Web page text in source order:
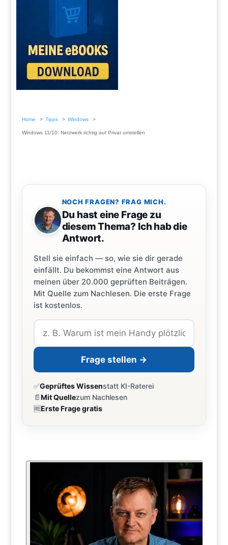
Home Tipps Windows
Windows 11/10: Netzwerk richtig auf Privat umstellen
NOCH FRAGEN? FRAG MICH.
Du hast eine Frage zu
diesem Thema? Ich hab die
Antwort.
Stell sie einfach — so, wie sie dir gerade
einfällt. Du bekommst eine Antwort aus
meinen über 20.000 geprüften Beiträgen.
Mit Quelle zum Nachlesen. Die erste Frage
ist kostenlos.
Frage stellen →
✅Geprüftes Wissenstatt KI-Raterei
📄Mit Quellezum Nachlesen
🆓Erste Frage gratis